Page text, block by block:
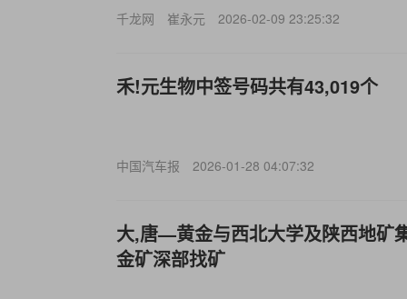
千龙网 崔永元 2026-02-09 23:25:32
禾!元生物中签号码共有43,019个
中国汽车报 2026-01-28 04:07:32
大,唐—黄金与西北大学及陕西地矿
金矿深部找矿